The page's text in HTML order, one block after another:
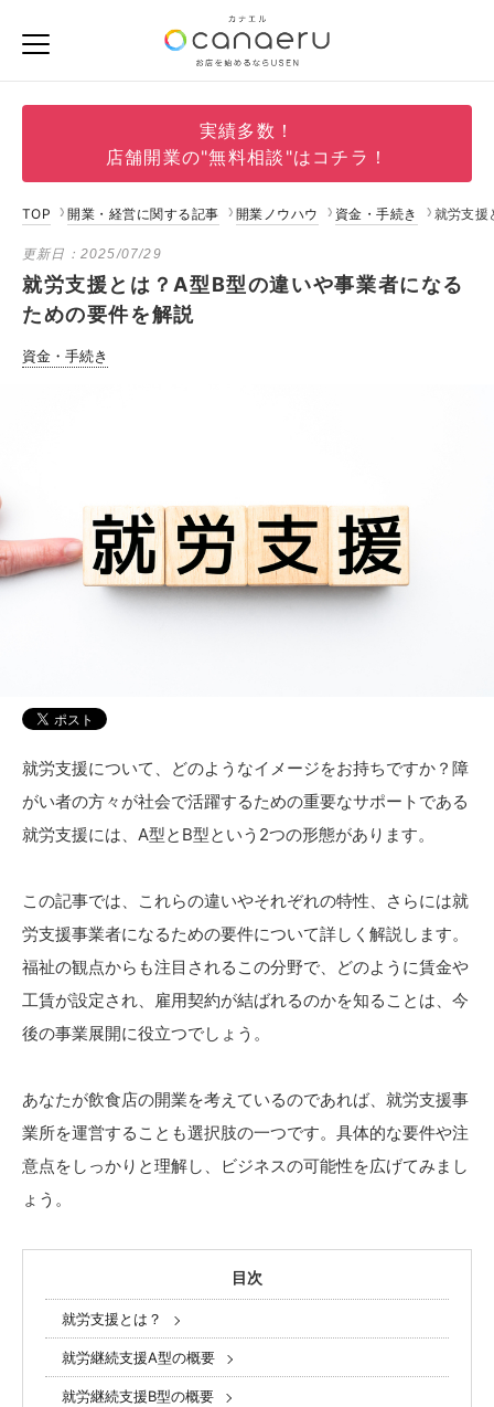
実績多数！
店舗開業の"無料相談"はコチラ！
TOP 開業・経営に関する記事 開業ノウハウ 資金・手続き 就労支援
更新日： 2025/07/29
就労支援とは？A型B型の違いや事業者になる
ための要件を解説
資金・手続き
就労支援について、どのようなイメージをお持ちですか？障
がい者の方々が社会で活躍するための重要なサポートである
就労支援には、A型とB型という2つの形態があります。
この記事では、これらの違いやそれぞれの特性、さらには就
労支援事業者になるための要件について詳しく解説します。
福祉の観点からも注目されるこの分野で、どのように賃金や
工賃が設定され、雇用契約が結ばれるのかを知ることは、今
後の事業展開に役立つでしょう。
あなたが飲食店の開業を考えているのであれば、就労支援事
業所を運営することも選択肢の一つです。具体的な要件や注
意点をしっかりと理解し、ビジネスの可能性を広げてみまし
ょう。
目次
就労支援とは？
就労継続支援A型の概要
就労継続支援B型の概要